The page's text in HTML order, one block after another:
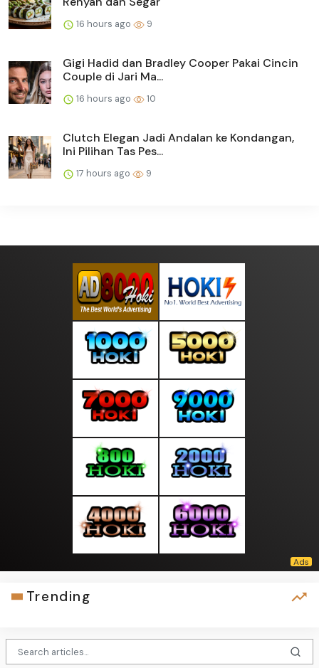
16 hours ago 9
Gigi Hadid dan Bradley Cooper Pakai Cincin
Couple di Jari Ma...
16 hours ago 10
Clutch Elegan Jadi Andalan ke Kondangan,
Ini Pilihan Tas Pes...
17 hours ago 9
Trending